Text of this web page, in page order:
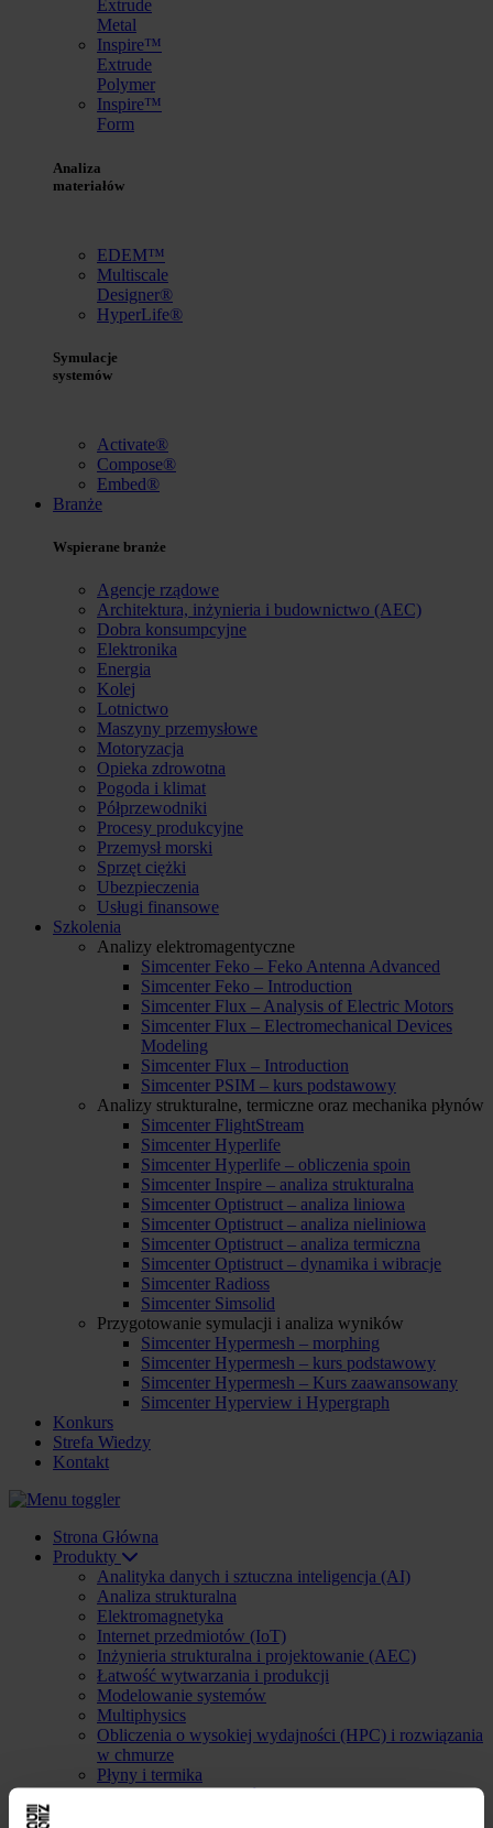
Extrude
Metal
Inspire™
Extrude
Polymer
Inspire™
Form
Analiza
materiałów
EDEM™
Multiscale
Designer®
HyperLife®
Symulacje
systemów
Activate®
Compose®
Embed®
Branże
Wspierane branże
Agencje rządowe
Architektura, inżynieria i budownictwo (AEC)
Dobra konsumpcyjne
Elektronika
Energia
Kolej
Lotnictwo
Maszyny przemysłowe
Motoryzacja
Opieka zdrowotna
Pogoda i klimat
Półprzewodniki
Procesy produkcyjne
Przemysł morski
Sprzęt ciężki
Ubezpieczenia
Usługi finansowe
Szkolenia
Analizy elektromagentyczne
Simcenter Feko – Feko Antenna Advanced
Simcenter Feko – Introduction
Simcenter Flux – Analysis of Electric Motors
Simcenter Flux – Electromechanical Devices
Modeling
Simcenter Flux – Introduction
Simcenter PSIM – kurs podstawowy
Analizy strukturalne, termiczne oraz mechanika płynów
Simcenter FlightStream
Simcenter Hyperlife
Simcenter Hyperlife – obliczenia spoin
Simcenter Inspire – analiza strukturalna
Simcenter Optistruct – analiza liniowa
Simcenter Optistruct – analiza nieliniowa
Simcenter Optistruct – analiza termiczna
Simcenter Optistruct – dynamika i wibracje
Simcenter Radioss
Simcenter Simsolid
Przygotowanie symulacji i analiza wyników
Simcenter Hypermesh – morphing
Simcenter Hypermesh – kurs podstawowy
Simcenter Hypermesh – Kurs zaawansowany
Simcenter Hyperview i Hypergraph
Konkurs
Strefa Wiedzy
Kontakt
Strona Główna
Produkty
Analityka danych i sztuczna inteligencja (AI)
Analiza strukturalna
Elektromagnetyka
Internet przedmiotów (IoT)
Inżynieria strukturalna i projektowanie (AEC)
Łatwość wytwarzania i produkcji
Modelowanie systemów
Multiphysics
Obliczenia o wysokiej wydajności (HPC) i rozwiązania
w chmurze
Płyny i termika
Projektowanie systemów elektronicznych (ESD)